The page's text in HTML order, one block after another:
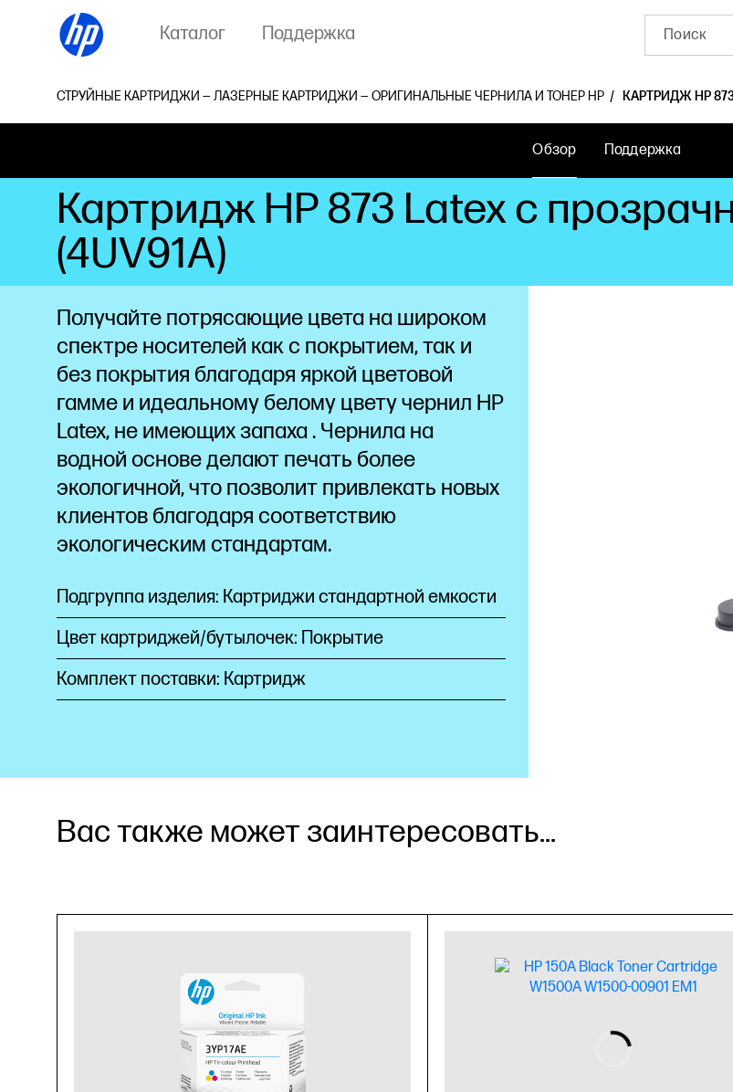
Каталог Поддержка
СТРУЙНЫЕ КАРТРИДЖИ — ЛАЗЕРНЫЕ КАРТРИДЖИ — ОРИГИНАЛЬНЫЕ ЧЕРНИЛА И ТОНЕР HP КАРТРИДЖ HP
Обзор Поддержка
Картридж HP 873 Latex с
(4UV91A)
Получайте потрясающие цвета на широком
спектре носителей как с покрытием, так и
без покрытия благодаря яркой цветовой
гамме и идеальному белому цветучернил HP
Latex, не имеющихзапаха . Чернила на
водной основе делают печать более
экологичной, что позволит привлекать новых
клиентов благодаря соответствию
экологическим стандартам.
Подгруппа изделия: Картриджи стандартной емкости
Цвет картриджей/бутылочек: Покрытие
Комплект поставки: Картридж
Вас также может заинтересовать...